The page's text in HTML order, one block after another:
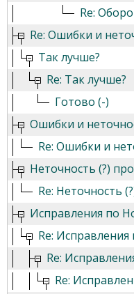
Re:
Re: Ошибки и
Так лучше?
Re: Так лучше?
Готово (-)
Ошибки и
Re: Ошибки и
Неточность (?)
Re: Неточность
Исправления по
Re:
Re:
Re: